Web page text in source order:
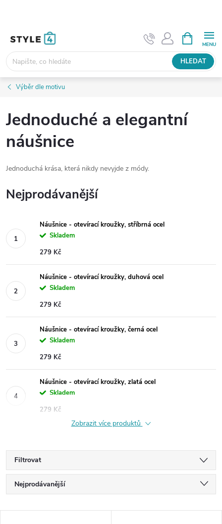
HLEDAT
NÁKUPNÍ
KOŠÍK
Výběr dle motivu
Jednoduché a elegantní
náušnice
Jednoduchá krása, která nikdy nevyjde z módy.
Nejprodávanější
Náušnice - otevírací kroužky, stříbrná ocel
Skladem
279 Kč
Náušnice - otevírací kroužky, duhová ocel
Skladem
279 Kč
Náušnice - otevírací kroužky, černá ocel
Skladem
279 Kč
Náušnice - otevírací kroužky, zlatá ocel
Skladem
279 Kč
Zobrazit více produktů
Filtrovat
Ř
a
Nejprodávanější